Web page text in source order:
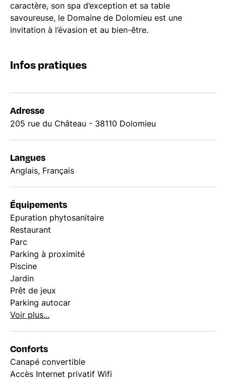
caractère, son spa d’exception et sa table
savoureuse, le Domaine de Dolomieu est une
invitation à l’évasion et au bien-être.
Infos pratiques
Adresse
205 rue du Château - 38110 Dolomieu
Langues
Anglais, Français
Équipements
Epuration phytosanitaire
Restaurant
Parc
Parking à proximité
Piscine
Jardin
Prêt de jeux
Parking autocar
Voir plus...
Conforts
Canapé convertible
Accès Internet privatif Wifi